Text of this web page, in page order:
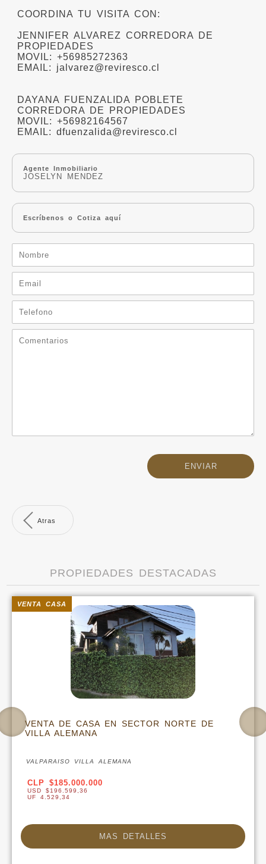
COORDINA TU VISITA CON:
JENNIFER ALVAREZ CORREDORA DE
PROPIEDADES
MOVIL: +56985272363
EMAIL: jalvarez@reviresco.cl
DAYANA FUENZALIDA POBLETE
CORREDORA DE PROPIEDADES
MOVIL: +56982164567
EMAIL: dfuenzalida@reviresco.cl
Agente Inmobiliario
JOSELYN MENDEZ
Escríbenos o Cotiza aquí
Atras
PROPIEDADES DESTACADAS
VENTA DE CASA EN SECTOR NORTE DE
VILLA ALEMANA
VALPARAISO VILLA ALEMANA
VENTA CASA
CLP $185.000.000
USD $196.599,36
UF 4.529,34
MAS DETALLES